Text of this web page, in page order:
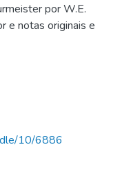
por W.E.
e notas originais e
10/6886